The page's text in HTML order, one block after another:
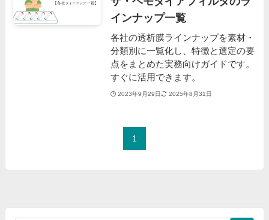
インナップ一覧
各社の透析膜ラインナップを素材・
分類別に一覧化し、特徴と選定の要
点をまとめた実務向けガイドです。
すぐに活用できます。
2023年9月29日 2025年8月31日
1